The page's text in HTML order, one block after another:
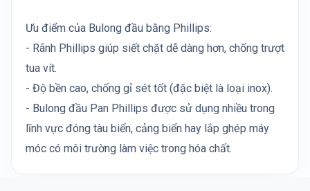
Ưu điểm của Bulong đầu bằng Phillips:
- Rãnh Phillips giúp siết chặt dễ dàng hơn, chống trượt
tua vít.
- Độ bền cao, chống gỉ sét tốt (đặc biệt là loại inox).
- Bulong đầu Pan Phillips được sử dụng nhiều trong
lĩnh vực đóng tàu biển, cảng biển hay lắp ghép máy
móc có môi trường làm việc trong hóa chất.